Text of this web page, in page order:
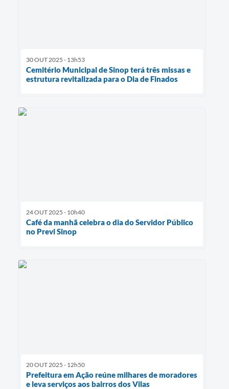
30 OUT 2025 - 13h53
Cemitério Municipal de Sinop terá três missas e
estrutura revitalizada para o Dia de Finados
24 OUT 2025 - 10h40
Café da manhã celebra o dia do Servidor Público
no Previ Sinop
20 OUT 2025 - 12h50
Prefeitura em Ação reúne milhares de moradores
e leva serviços aos bairros dos Vilas